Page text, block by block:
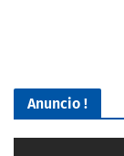
Anuncio !